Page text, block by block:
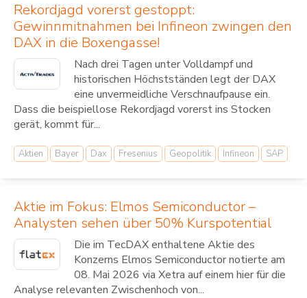
Rekordjagd vorerst gestoppt:
Gewinnmitnahmen bei Infineon zwingen den
DAX in die Boxengasse!
Nach drei Tagen unter Volldampf und
historischen Höchstständen legt der DAX
eine unvermeidliche Verschnaufpause ein.
Dass die beispiellose Rekordjagd vorerst ins Stocken
gerät, kommt für...
Aktien Bayer Dax Fresenius Geopolitik Infineon SAP
Aktie im Fokus: Elmos Semiconductor –
Analysten sehen über 50% Kurspotential
Die im TecDAX enthaltene Aktie des
Konzerns Elmos Semiconductor notierte am
08. Mai 2026 via Xetra auf einem hier für die
Analyse relevanten Zwischenhoch von...